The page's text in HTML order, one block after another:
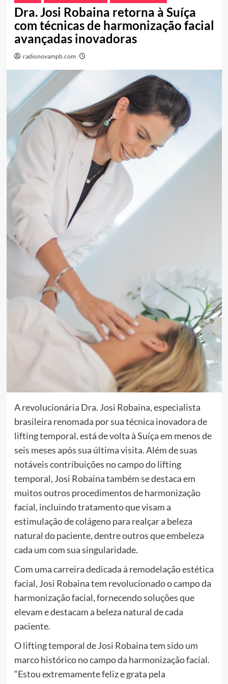
Dra. Josi Robaina retorna à Suíça
com técnicas de harmonização facial
avançadas inovadoras
radionovampb.com
A revolucionária Dra. Josi Robaina, especialista
brasileira renomada por sua técnica inovadora de
lifting temporal, está de volta à Suíça em menos de
seis meses após sua última visita. Além de suas
notáveis contribuições no campo do lifting
temporal, Josi Robaina também se destaca em
muitos outros procedimentos de harmonização
facial, incluindo tratamento que visam a
estimulação de colágeno para realçar a beleza
natural do paciente, dentre outros que embeleza
cada um com sua singularidade.
Com uma carreira dedicada à remodelação estética
facial, Josi Robaina tem revolucionado o campo da
harmonização facial, fornecendo soluções que
elevam e destacam a beleza natural de cada
paciente.
O lifting temporal de Josi Robaina tem sido um
marco histórico no campo da harmonização facial.
“Estou extremamente feliz e grata pela